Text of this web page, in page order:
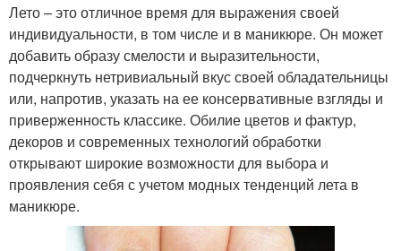
Лето – это отличное время для выражения своей
индивидуальности, в том числе и в маникюре. Он может
добавить образу смелости и выразительности,
подчеркнуть нетривиальный вкус своей обладательницы
или, напротив, указать на ее консервативные взгляды и
приверженность классике. Обилие цветов и фактур,
декоров и современных технологий обработки
открывают широкие возможности для выбора и
проявления себя с учетом модных тенденций лета в
маникюре.